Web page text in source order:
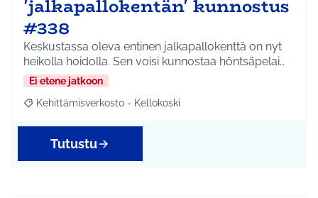
'jalkapallokentän' kunnostus
#338
Keskustassa oleva entinen jalkapallokenttä on nyt
heikolla hoidolla. Sen voisi kunnostaa höntsäpelai…
Ei etene jatkoon
Rajaa tulokset aihepiirin mukaan: Kehittämisverkosto -
Kehittämisverkosto - Kellokoski
Tutustu